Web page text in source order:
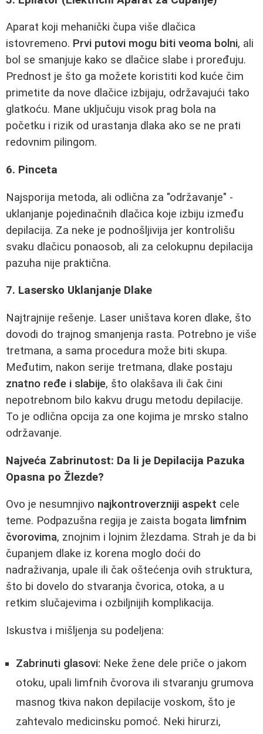
Aparat koji mehanički čupa više dlačica
istovremeno. Prvi putovi mogu biti veoma bolni, ali
bol se smanjuje kako se dlačice slabe i proređuju.
Prednost je što ga možete koristiti kod kuće čim
primetite da nove dlačice izbijaju, održavajući tako
glatkoću. Mane uključuju visok prag bola na
početku i rizik od urastanja dlaka ako se ne prati
redovnim pilingom.
6. Pinceta
Najsporija metoda, ali odlična za "održavanje" -
uklanjanje pojedinačnih dlačica koje izbiju između
depilacija. Za neke je podnošljivija jer kontrolišu
svaku dlačicu ponaosob, ali za celokupnu depilacija
pazuha nije praktična.
7. Lasersko Uklanjanje Dlake
Najtrajnije rešenje. Laser uništava koren dlake, što
dovodi do trajnog smanjenja rasta. Potrebno je više
tretmana, a sama procedura može biti skupa.
Međutim, nakon serije tretmana, dlake postaju
znatno ređe i slabije, što olakšava ili čak čini
nepotrebnom bilo kakvu drugu metodu depilacije.
To je odlična opcija za one kojima je mrsko stalno
održavanje.
Najveća Zabrinutost: Da li je Depilacija Pazuka
Opasna po Žlezde?
Ovo je nesumnjivo najkontroverzniji aspekt cele
teme. Podpazušna regija je zaista bogata limfnim
čvorovima, znojnim i lojnim žlezdama. Strah je da bi
čupanjem dlake iz korena moglo doći do
nadraživanja, upale ili čak oštećenja ovih struktura,
što bi dovelo do stvaranja čvorica, otoka, a u
retkim slučajevima i ozbiljnijih komplikacija.
Iskustva i mišljenja su podeljena:
Zabrinuti glasovi: Neke žene dele priče o jakom
otoku, upali limfnih čvorova ili stvaranju grumova
masnog tkiva nakon depilacije voskom, što je
zahtevalo medicinsku pomoć. Neki hirurzi,